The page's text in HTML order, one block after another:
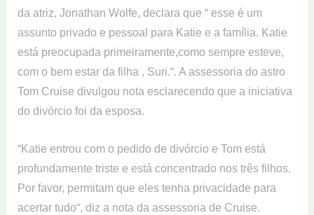
da atriz, Jonathan Wolfe, declara que “ esse é um
assunto privado e pessoal para Katie e a família. Katie
está preocupada primeiramente,como sempre esteve,
com o bem estar da filha , Suri.“. A assessoria do astro
Tom Cruise divulgou nota esclarecendo que a iniciativa
do divórcio foi da esposa.
“Katie entrou com o pedido de divórcio e Tom está
profundamente triste e está concentrado nos três filhos.
Por favor, permitam que eles tenha privacidade para
acertar tudo“, diz a nota da assessoria de Cruise.